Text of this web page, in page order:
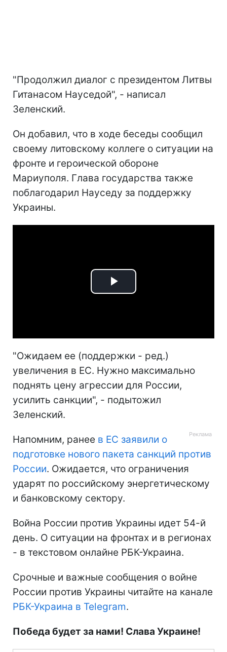
"Продолжил диалог с президентом Литвы
Гитанасом Науседой", - написал
Зеленский.
Он добавил, что в ходе беседы сообщил
своему литовскому коллеге о ситуации на
фронте и героической обороне
Мариуполя. Глава государства также
поблагодарил Науседу за поддержку
Украины.
Play
"Ожидаем ее (поддержки - ред.)
увеличения в ЕС. Нужно максимально
поднять цену агрессии для России,
усилить санкции", - подытожил
Зеленский.
Напомним, ранее в ЕС заявили о
подготовке нового пакета санкций против
России. Ожидается, что ограничения
ударят по российскому энергетическому
и банковскому сектору.
Война России против Украины идет 54-й
день. О ситуации на фронтах и в регионах
- в текстовом онлайне РБК-Украина.
Срочные и важные сообщения о войне
России против Украины читайте на канале
РБК-Украина в Telegram.
Победа будет за нами! Слава Украине!